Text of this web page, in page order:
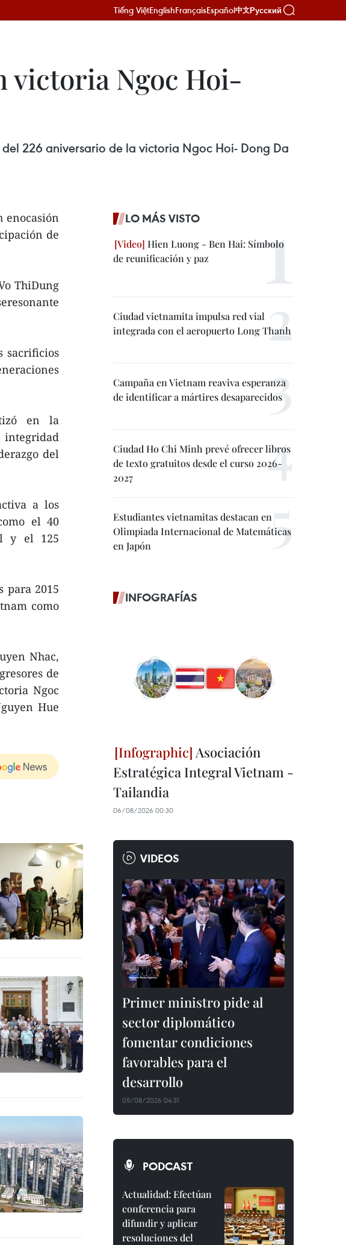
Tiếng ViệtEnglishFrançaisEspañol中文Русский
victoria Ngoc Hoi-
226 aniversario de la victoria Ngoc Hoi- Dong Da
enocasión
de
ThiDung
sacrificios
en la
integridad
del
a los
el 40
y el 125
para 2015
como
Nhac,
de
Ngoc
Hue
LO MÁS VISTO
Hien Luong - Ben Hai: Símbolo
de reunificación y paz
Ciudad vietnamita impulsa red vial
integrada con el aeropuerto Long Thanh
Campaña en Vietnam reaviva esperanza
de identificar a mártires desaparecidos
Ciudad Ho Chi Minh prevé ofrecer libros
de texto gratuitos desde el curso 2026-
2027
Estudiantes vietnamitas destacan en
Olimpiada Internacional de Matemáticas
en Japón
INFOGRAFÍAS
Asociación
Estratégica Integral Vietnam -
Tailandia
06/08/2026 00:30
VIDEOS
Primer ministro pide al
sector diplomático
fomentar condiciones
favorables para el
desarrollo
05/08/2026 04:31
PODCAST
Actualidad: Efectúan
conferencia para
difundir y aplicar
resoluciones del